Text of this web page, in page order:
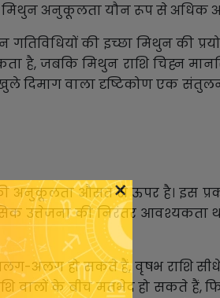
अनुकूलता यौन रूप से अधिक
गतिविधियों की इच्छा मिथुन की
है, जबकि मिथुन राशि चिह्न
दिमाग वाला दृष्टिकोण एक
औसत से ऊपर है। इस
उत्तेजना की निरंतर आवश्यकता
अलग हो सकते हैं, वृषभ राशि
वालों के बीच मतभेद हो सकते
×